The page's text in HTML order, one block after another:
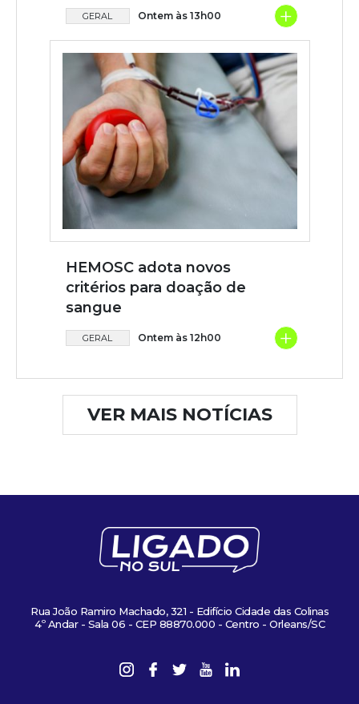
GERAL Ontem às 13h00 +
HEMOSC adota novos
critérios para doação de
sangue
GERAL Ontem às 12h00 +
VER MAIS NOTÍCIAS
Rua João Ramiro Machado, 321 - Edifício Cidade das Colinas
4º Andar - Sala 06 - CEP 88870.000 - Centro - Orleans/SC